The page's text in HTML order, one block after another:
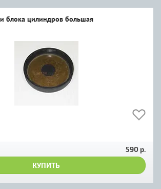
блока цилиндров большая
590 р.
КУПИТЬ